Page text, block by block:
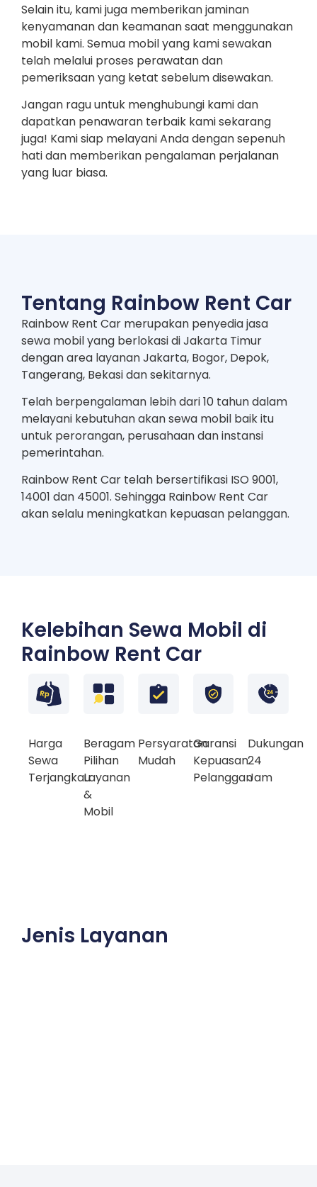
Selain itu, kami juga memberikan jaminan
kenyamanan dan keamanan saat menggunakan
mobil kami. Semua mobil yang kami sewakan
telah melalui proses perawatan dan
pemeriksaan yang ketat sebelum disewakan.
Jangan ragu untuk menghubungi kami dan
dapatkan penawaran terbaik kami sekarang
juga! Kami siap melayani Anda dengan sepenuh
hati dan memberikan pengalaman perjalanan
yang luar biasa.
Tentang Rainbow Rent Car
Rainbow Rent Car merupakan penyedia jasa
sewa mobil yang berlokasi di Jakarta Timur
dengan area layanan Jakarta, Bogor, Depok,
Tangerang, Bekasi dan sekitarnya.
Telah berpengalaman lebih dari 10 tahun dalam
melayani kebutuhan akan sewa mobil baik itu
untuk perorangan, perusahaan dan instansi
pemerintahan.
Rainbow Rent Car telah bersertifikasi ISO 9001,
14001 dan 45001. Sehingga Rainbow Rent Car
akan selalu meningkatkan kepuasan pelanggan.
Kelebihan Sewa Mobil di
Rainbow Rent Car
Harga
Sewa
Terjangkau
Beragam
Pilihan
Layanan
&
Mobil
Persyaratan
Mudah
Garansi
Kepuasan
Pelanggan
Dukungan
24
Jam
Jenis Layanan